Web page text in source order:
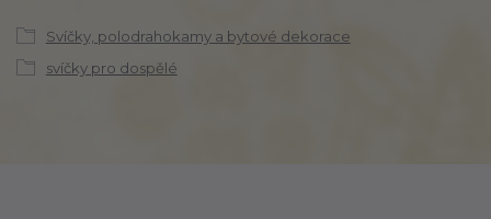
Svíčky, polodrahokamy a bytové dekorace
svíčky pro dospělé